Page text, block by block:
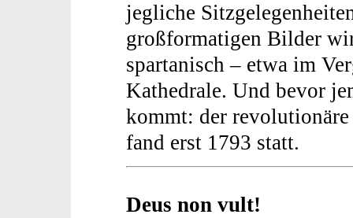
jegliche
großformatigen Bilder
spartanisch – etwa im
Kathedrale. Und bevor
kommt: der
fand erst 1793 statt.
Deus non vult!